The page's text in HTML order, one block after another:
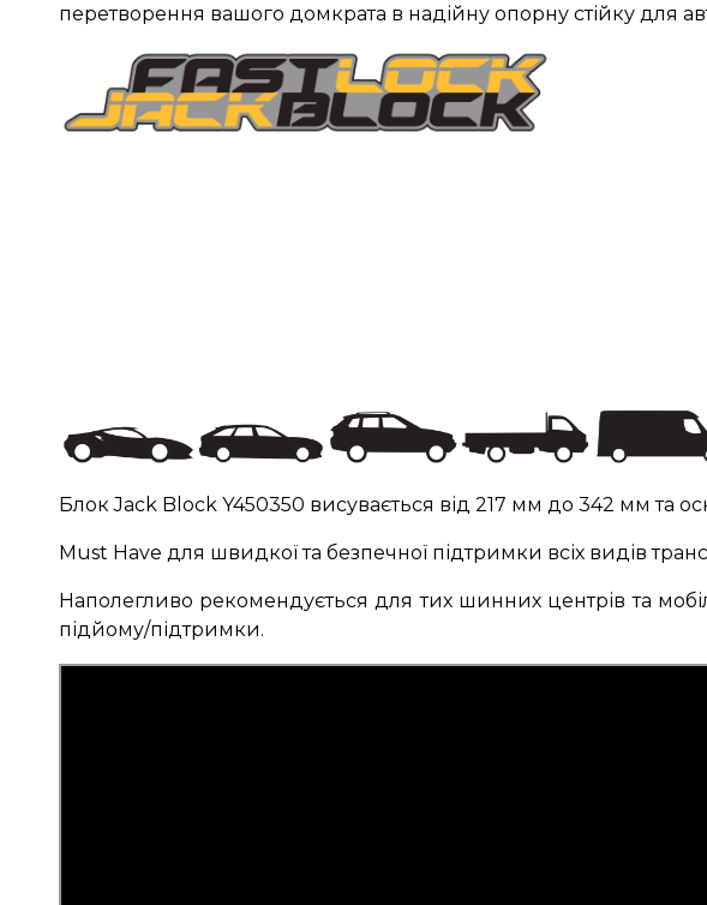
перетворення вашого домкрата в надійну опорну стійку для
Блок Jack Block Y450350 висувається від 217 мм до 342 мм та
Must Have для швидкої та безпечної підтримки всіх видів
Наполегливо рекомендується для тих шинних центрів та
підйому/підтримки.